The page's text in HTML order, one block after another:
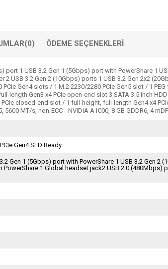
(0) ÖDEME SEÇENEKLERI
port 1 USB 3.2 Gen 1 (5Gbps) port with PowerShare 1
3.2 Gen 2 (10Gbps) ports 1 USB 3.2 Gen 2x2
Gen4 slots / 1 M.2 2230/2280 PCIe Gen5 slot / 1
Gen3 x4 PCIe open-end slot 3 SATA 3.5 inch
closed-end slot / 1 full-height, full-length Gen4 x4
MT/s, non-ECC --NVIDIA A1000, 8 GB GDDR6, 4
Gen4 SED Ready
Gen 1 (5Gbps) port with PowerShare 1 USB 3.2 Gen 2
PowerShare 1 Global headset jack2 USB 2.0 (480Mbps)